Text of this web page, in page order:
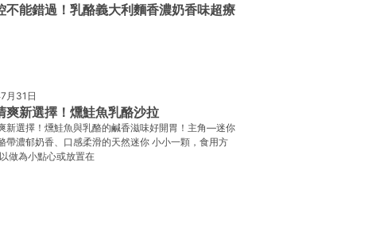
不能錯過！乳酪義大利麵香濃奶香味超療
月31日
爽新選擇！燻鮭魚乳酪沙拉
新選擇！燻鮭魚與乳酪的鹹香滋味好開胃！主角—迷你
帶濃郁奶香、口感柔滑的天然迷你 小小一顆，食用方
做為小點心或放置在